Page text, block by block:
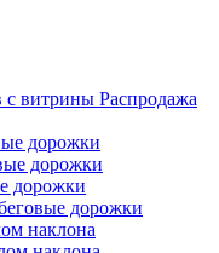
Распродажа
дорожки
дорожки
дорожки
дорожки
наклона